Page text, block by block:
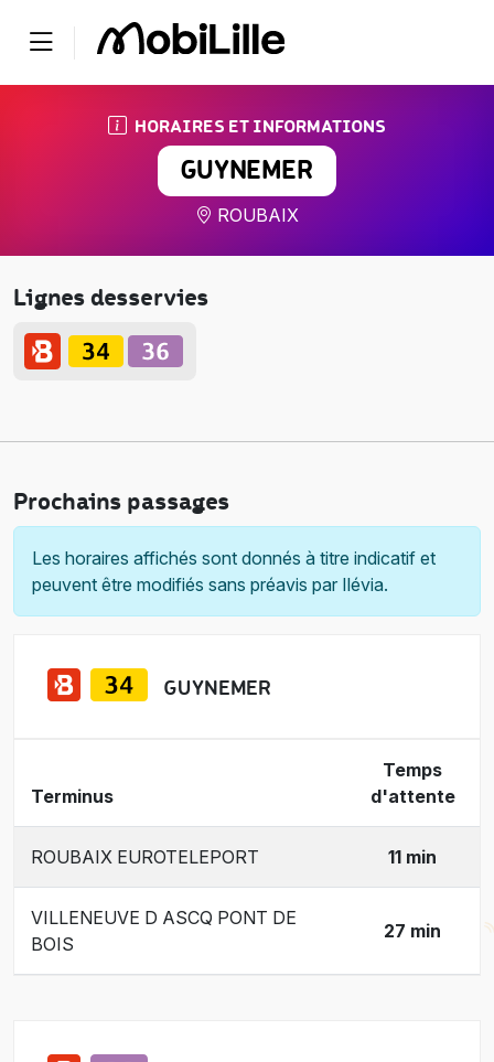
HORAIRES ET INFORMATIONS
GUYNEMER
ROUBAIX
Lignes desservies
Prochains passages
Les horaires affichés sont donnés à titre indicatif et
peuvent être modifiés sans préavis par Ilévia.
GUYNEMER
Terminus
Temps
d'attente
ROUBAIX EUROTELEPORT 11 min
VILLENEUVE D ASCQ PONT DE
BOIS
27 min